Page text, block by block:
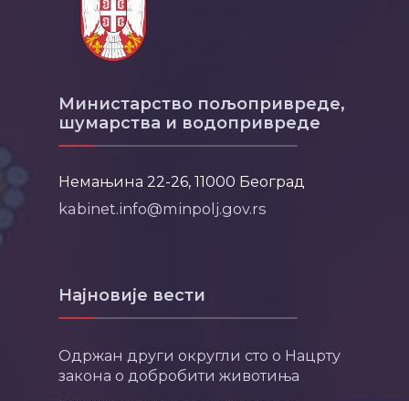
Министарство пољопривреде,
шумарства и водопривреде
Немањина 22-26, 11000 Београд
kabinet.info@minpolj.gov.rs
Најновије вести
Одржан други округли сто о Нацрту
закона о добробити животиња